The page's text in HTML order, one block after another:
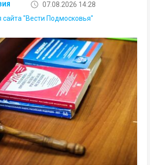
07.08.2026 14:28
сайта "Вести Подмосковья"